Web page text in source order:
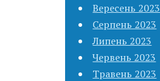
Вересень 2023
Серпень 2023
Липень 2023
Червень 2023
Травень 2023